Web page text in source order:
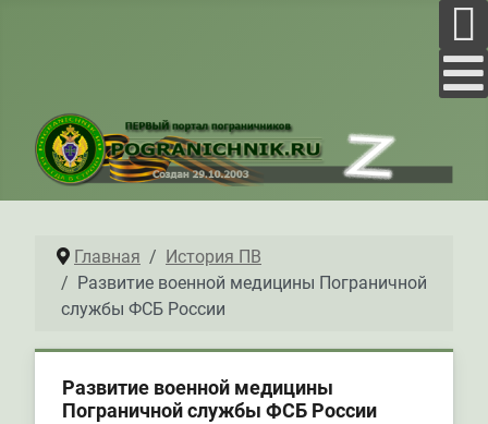
Главная
История ПВ
Развитие военной медицины Пограничной
службы ФСБ России
Развитие военной медицины
Пограничной службы ФСБ России